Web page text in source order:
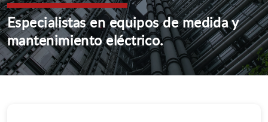
Especialistas en equipos de medida y
mantenimiento eléctrico.